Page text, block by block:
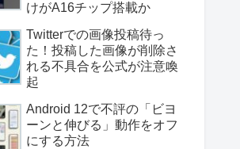
けがA16チップ搭載か
Twitterでの画像投稿待っ
た！投稿した画像が削除さ
れる不具合を公式が注意喚
起
Android 12で不評の「ビヨ
ーンと伸びる」動作をオフ
にする方法